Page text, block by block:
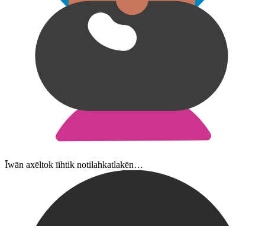
Īwān axēltok īihtik notilahkatlakēn…